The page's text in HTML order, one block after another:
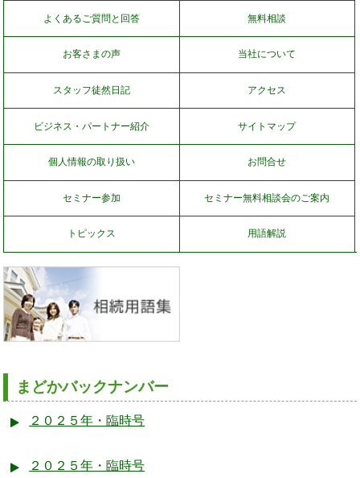
よくあるご質問と回答 無料相談
お客さまの声 当社について
スタッフ徒然日記 アクセス
ビジネス・パートナー紹介 サイトマップ
個人情報の取り扱い お問合せ
セミナー参加 セミナー無料相談会のご案内
トピックス 用語解説
まどかバックナンバー
２０２５年・臨時号
２０２５年・臨時号